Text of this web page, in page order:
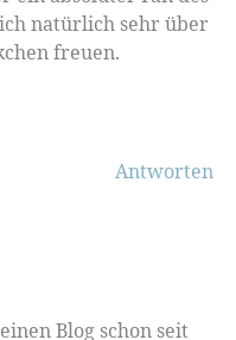
natürlich sehr über
freuen.
Antworten
Blog schon seit